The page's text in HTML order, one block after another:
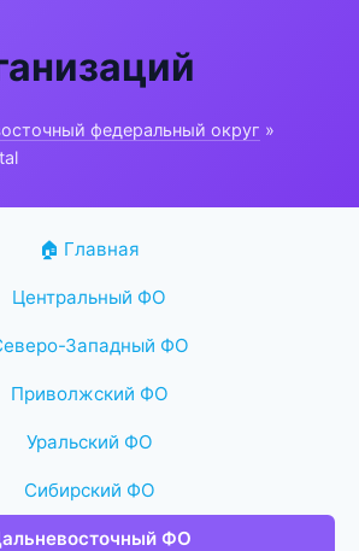
федеральный округ »
🏠 Главная
Центральный ФО
Западный ФО
Приволжский ФО
Уральский ФО
Сибирский ФО
ФО